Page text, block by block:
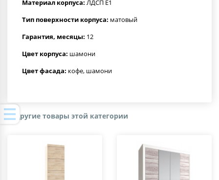
Материал корпуса: ЛДСП Е1
Тип поверхности корпуса: матовый
Гарантия, месяцы: 12
Цвет корпуса: шамони
Цвет фасада: кофе, шамони
Другие товары этой категории